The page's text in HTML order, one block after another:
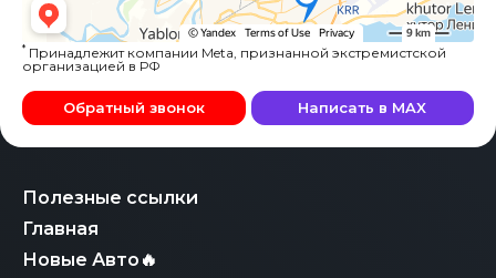
Полезные ссылки
Главная
Новые Авто🔥
* Принадлежит компании Meta, признанной экстремистской
организацией в РФ
Обратный звонок Написать в MAX